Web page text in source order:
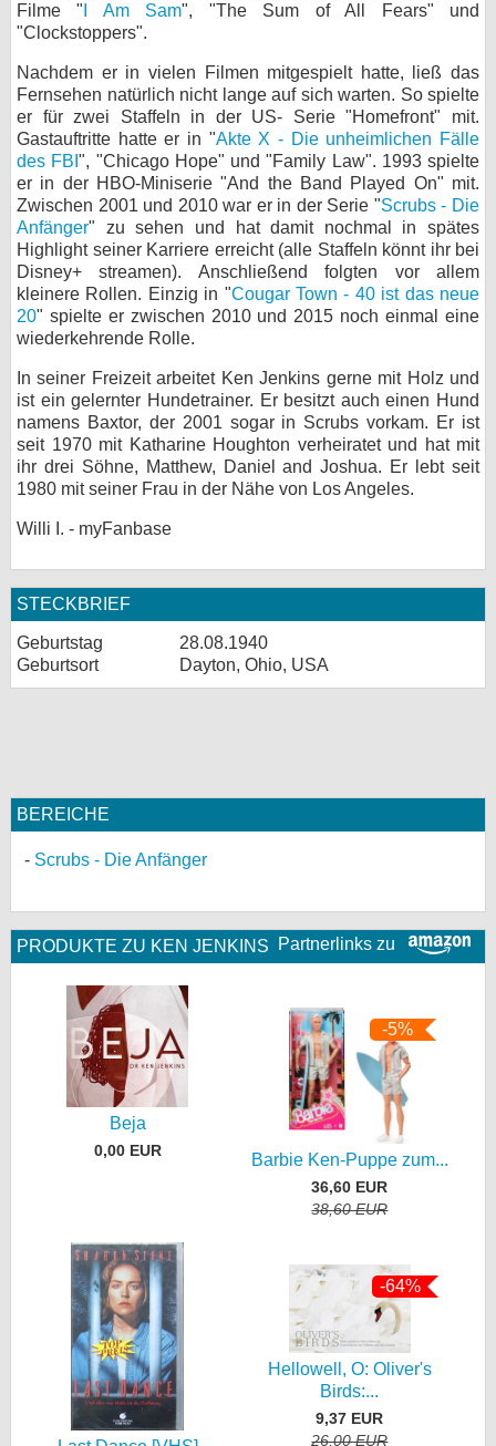
Filme " I Am Sam", "The Sum of All Fears" und
"Clockstoppers".
Nachdem er in vielen Filmen mitgespielt hatte, ließ das
Fernsehen natürlich nicht lange auf sich warten. So spielte
er für zwei Staffeln in der US- Serie "Homefront" mit.
Gastauftritte hatte er in "Akte X - Die unheimlichen Fälle
des FBI", "Chicago Hope" und "Family Law". 1993 spielte
er in der HBO-Miniserie "And the Band Played On" mit.
Zwischen 2001 und 2010 war er in der Serie "Scrubs - Die
Anfänger" zu sehen und hat damit nochmal in spätes
Highlight seiner Karriere erreicht (alle Staffeln könnt ihr bei
Disney+ streamen). Anschließend folgten vor allem
kleinere Rollen. Einzig in "Cougar Town - 40 ist das neue
20" spielte er zwischen 2010 und 2015 noch einmal eine
wiederkehrende Rolle.
In seiner Freizeit arbeitet Ken Jenkins gerne mit Holz und
ist ein gelernter Hundetrainer. Er besitzt auch einen Hund
namens Baxtor, der 2001 sogar in Scrubs vorkam. Er ist
seit 1970 mit Katharine Houghton verheiratet und hat mit
ihr drei Söhne, Matthew, Daniel and Joshua. Er lebt seit
1980 mit seiner Frau in der Nähe von Los Angeles.
Willi I. - myFanbase
STECKBRIEF
Geburtstag
28.08.1940
Geburtsort
Dayton, Ohio, USA
BEREICHE
Scrubs - Die Anfänger
Partnerlinks zu
PRODUKTE ZU KEN JENKINS
Beja
0,00 EUR
-5%
Barbie Ken-Puppe zum...
36,60 EUR
38,60 EUR
-64%
Hellowell, O: Oliver's
Birds:...
9,37 EUR
26,00 EUR